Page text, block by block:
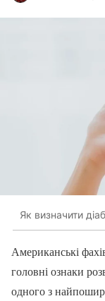
Як визначити
Американські
головні ознаки
одного з